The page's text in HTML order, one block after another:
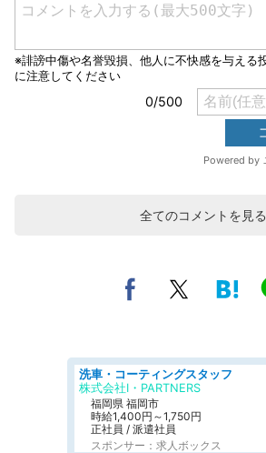
全てのコメントを見る
洗車・コーティングスタッフ
株式会社I・PARTNERS
福岡県 福岡市
時給1,400円～1,750円
正社員 / 派遣社員
スポンサー：求人ボックス